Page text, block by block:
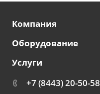
Компания
Оборудование
Услуги
+7 (8443) 20-50-58